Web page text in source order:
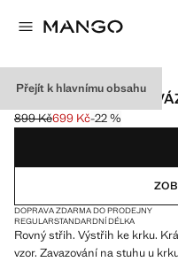
Přejít k hlavnímu obsahu
BLŮZA S PUNTÍKY A
Původní cena přeškrtnutá [899
899 Kč
Aktuální cena [699 Kč ]
699 Kč-22 %
Vyberte barvu
DOPRAVA ZDARMA DO PRODEJNY
REGULARSTANDARDNÍ DÉLKA
Rovný střih. Výstřih ke krku.
vzor. Zavazování na stuhu u